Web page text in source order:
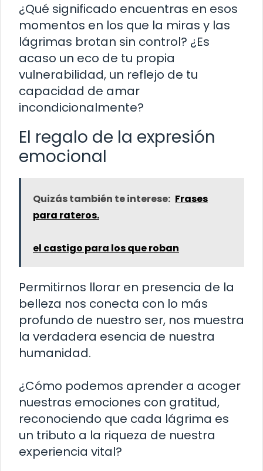
¿Qué significado encuentras en esos
momentos en los que la miras y las
lágrimas brotan sin control? ¿Es
acaso un eco de tu propia
vulnerabilidad, un reflejo de tu
capacidad de amar
incondicionalmente?
El regalo de la expresión
emocional
Quizás también te interese: Frases
para rateros.
el castigo para los que roban
Permitirnos llorar en presencia de la
belleza nos conecta con lo más
profundo de nuestro ser, nos muestra
la verdadera esencia de nuestra
humanidad.
¿Cómo podemos aprender a acoger
nuestras emociones con gratitud,
reconociendo que cada lágrima es
un tributo a la riqueza de nuestra
experiencia vital?